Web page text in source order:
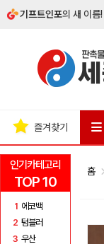
기프트인포의 새 이름!
인기카테고리
TOP 10
1 에코백
2 텀블러
3 우산
즐겨찾기
홈